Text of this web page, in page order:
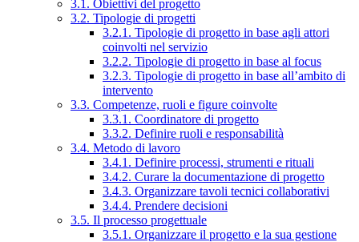
3.1. Obiettivi del progetto
3.2. Tipologie di progetti
3.2.1. Tipologie di progetto in base agli attori
coinvolti nel servizio
3.2.2. Tipologie di progetto in base al focus
3.2.3. Tipologie di progetto in base all’ambito di
intervento
3.3. Competenze, ruoli e figure coinvolte
3.3.1. Coordinatore di progetto
3.3.2. Definire ruoli e responsabilità
3.4. Metodo di lavoro
3.4.1. Definire processi, strumenti e rituali
3.4.2. Curare la documentazione di progetto
3.4.3. Organizzare tavoli tecnici collaborativi
3.4.4. Prendere decisioni
3.5. Il processo progettuale
3.5.1. Organizzare il progetto e la sua gestione